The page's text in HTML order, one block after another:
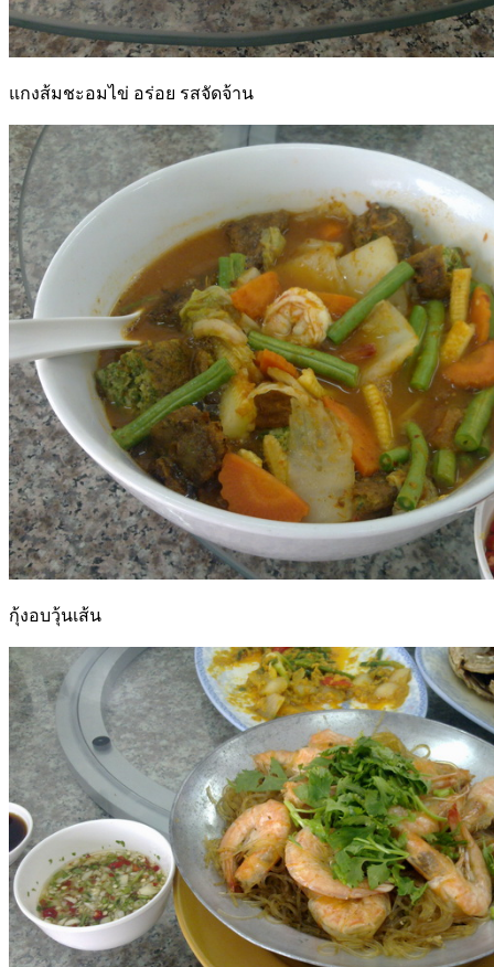
แกงส้มชะอมไข่ อร่อย รสจัดจ้าน
กุ้งอบวุ้นเส้น